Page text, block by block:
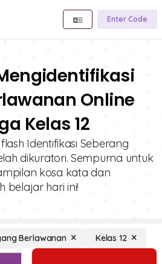
Enter Code
Online
Kelas 12
Identifikasi Seberang
dikuratori. Sempurna untuk
kosa kata dan
belajar hari ini!
Berlawanan Kelas 12